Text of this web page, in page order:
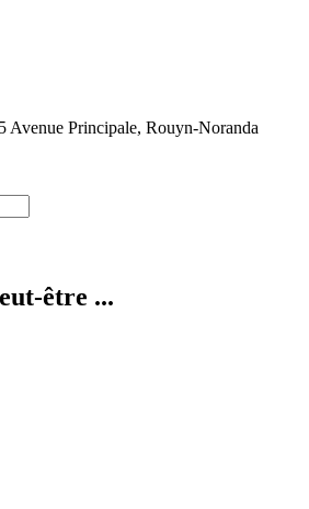
Avenue Principale, Rouyn-Noranda
être ...